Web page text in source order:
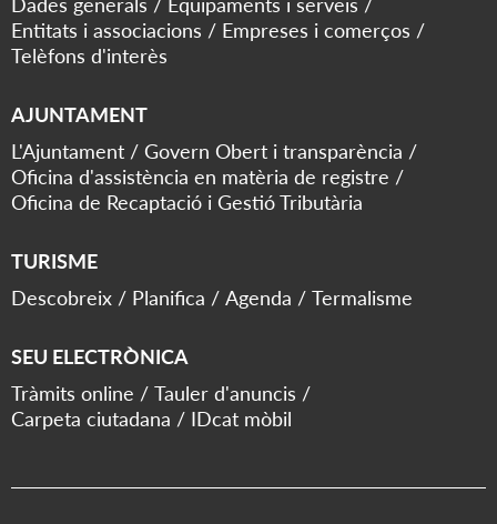
Entitats i associacions
Empreses i comerços
Telèfons d'interès
AJUNTAMENT
L'Ajuntament
Govern Obert i transparència
Oficina d'assistència en matèria de registre
Oficina de Recaptació i Gestió Tributària
TURISME
Descobreix
Planifica Agenda Termalisme
SEU ELECTRÒNICA
Tràmits online
Tauler d'anuncis
Carpeta ciutadana
IDcat mòbil